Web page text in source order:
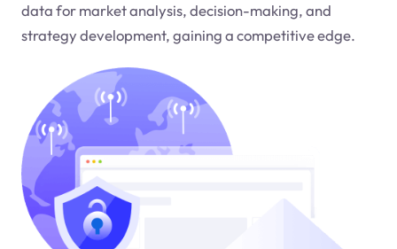
data for market analysis, decision-making, and
strategy development, gaining a competitive edge.